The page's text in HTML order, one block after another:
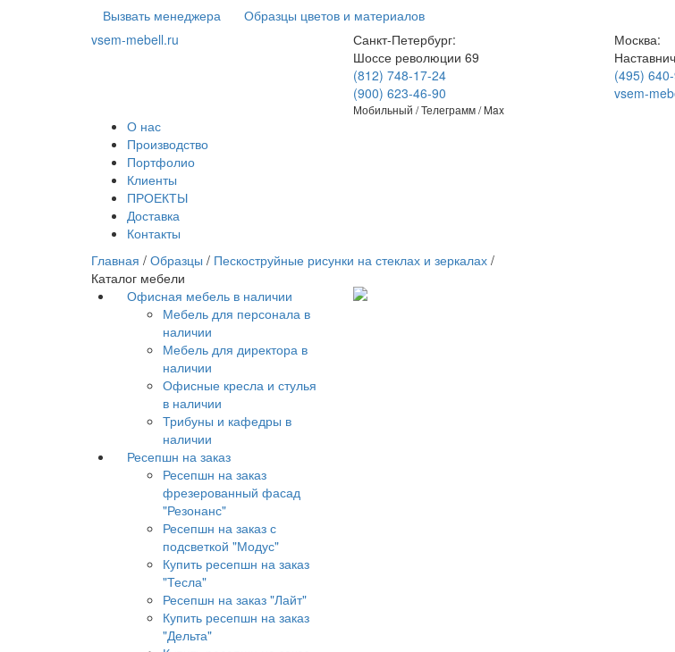
Вызвать менеджера Образцы цветов и материалов
vsem-mebell.ru
Санкт-Петербург:
Шоссе революции 69
(812) 748-17-24
(900) 623-46-90
Мобильный / Телеграмм / Max
Москва:
(495)
vsem-
О нас
Производство
Портфолио
Клиенты
ПРОЕКТЫ
Доставка
Контакты
Главная / Образцы / Пескоструйные рисунки на стеклах и зеркалах /
Каталог мебели
Офисная мебель в наличии
Мебель для персонала в
наличии
Мебель для директора в
наличии
Офисные кресла и стулья
в наличии
Трибуны и кафедры в
наличии
Ресепшн на заказ
Ресепшн на заказ
фрезерованный фасад
"Резонанс"
Ресепшн на заказ с
подсветкой "Модус"
Купить ресепшн на заказ
"Тесла"
Ресепшн на заказ "Лайт"
Купить ресепшн на заказ
"Дельта"